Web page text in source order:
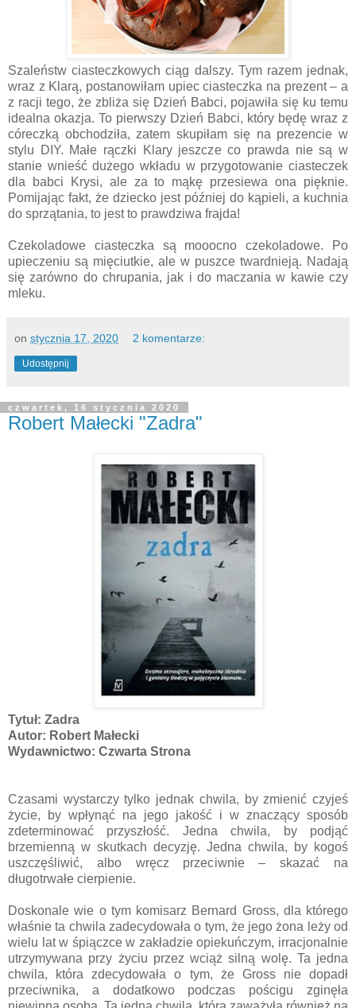
Szaleństw ciasteczkowych ciąg dalszy. Tym razem jednak,
wraz z Klarą, postanowiłam upiec ciasteczka na prezent – a
z racji tego, że zbliża się Dzień Babci, pojawiła się ku temu
idealna okazja. To pierwszy Dzień Babci, który będę wraz z
córeczką obchodziła, zatem skupiłam się na prezencie w
stylu DIY. Małe rączki Klary jeszcze co prawda nie są w
stanie wnieść dużego wkładu w przygotowanie ciasteczek
dla babci Krysi, ale za to mąkę przesiewa ona pięknie.
Pomijając fakt, że dziecko jest później do kąpieli, a kuchnia
do sprzątania, to jest to prawdziwa frajda!
Czekoladowe ciasteczka są mooocno czekoladowe. Po
upieczeniu są mięciutkie, ale w puszce twardnieją. Nadają
się zarówno do chrupania, jak i do maczania w kawie czy
mleku.
on stycznia 17, 2020 2 komentarze:
Udostępnij
czwartek, 16 stycznia 2020
Robert Małecki "Zadra"
Tytuł: Zadra
Autor: Robert Małecki
Wydawnictwo: Czwarta Strona
Czasami wystarczy tylko jednak chwila, by zmienić czyjeś
życie, by wpłynąć na jego jakość i w znaczący sposób
zdeterminować przyszłość. Jedna chwila, by podjąć
brzemienną w skutkach decyzję. Jedna chwila, by kogoś
uszczęśliwić, albo wręcz przeciwnie – skazać na
długotrwałe cierpienie.
Doskonale wie o tym komisarz Bernard Gross, dla którego
właśnie ta chwila zadecydowała o tym, że jego żona leży od
wielu lat w śpiączce w zakładzie opiekuńczym, irracjonalnie
utrzymywana przy życiu przez wciąż silną wolę. Ta jedna
chwila, która zdecydowała o tym, że Gross nie dopadł
przeciwnika, a dodatkowo podczas pościgu zginęła